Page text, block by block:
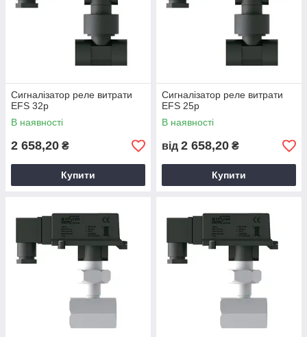
Сигналізатор реле витрати
EFS 32p
В наявності
2 658,20 ₴
Купити
Сигналізатор реле витрати
EFS 25p
В наявності
від 2 658,20 ₴
Купити